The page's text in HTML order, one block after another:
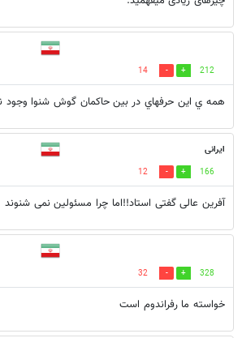
212
14
همه ي اين حرفهاي در بين حاكمان گوش شنوا وجود
ایرانی
166
12
آفرین عالی گفتی استاد!!اما چرا مسئولین نمی شنوند
328
32
خواسته ما رفراندوم است